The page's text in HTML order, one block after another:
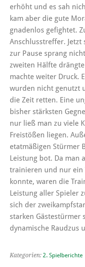
erhöht und es sah
kam aber die gute
gnadenlos gefightet.
Anschlusstreffer.
zur Pause sprang
zweiten Hälfte
machte weiter Druck.
wurden nicht genutzt
die Zeit retten. Eine
bisher stärksten
nur ließ man zu viele
Freistößen liegen.
etatmäßigen Stürmer
Leistung bot. Da man
trainieren und nur ein
konnte, waren die
Leistung aller Spieler
sich der
starken Gästestürmer
dynamische Raudzus
Kategorien: 2. Spielberichte